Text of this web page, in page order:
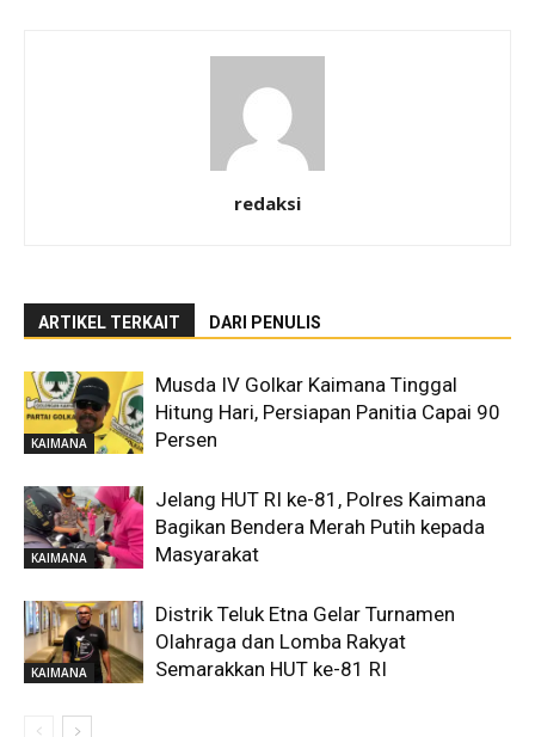
redaksi
ARTIKEL TERKAIT DARI PENULIS
KAIMANA
Musda IV Golkar Kaimana Tinggal
Hitung Hari, Persiapan Panitia Capai 90
Persen
KAIMANA
Jelang HUT RI ke-81, Polres Kaimana
Bagikan Bendera Merah Putih kepada
Masyarakat
KAIMANA
Distrik Teluk Etna Gelar Turnamen
Olahraga dan Lomba Rakyat
Semarakkan HUT ke-81 RI